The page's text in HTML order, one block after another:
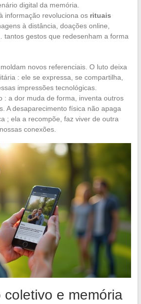
digital da memória.
informação revoluciona os rituais
à distância, doações online,
tantos gestos que redesenham a forma
novos referenciais. O luto deixa
: ele se expressa, se compartilha,
impressões tecnológicas.
: a dor muda de forma, inventa outros
A desaparecimento física não apaga
; ela a recompõe, faz viver de outra
conexões.
coletivo e memória